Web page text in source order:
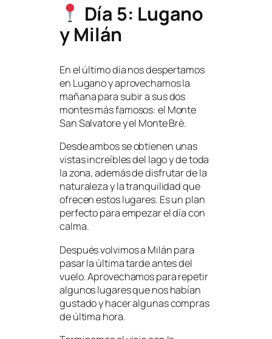
Día 5: Lugano
y Milán
En el último día nos despertamos
en Lugano y aprovechamos la
mañana para subir a sus dos
montes más famosos: el Monte
San Salvatore y el Monte Brè.
Desde ambos se obtienen unas
vistas increíbles del lago y de toda
la zona, además de disfrutar de la
naturaleza y la tranquilidad que
ofrecen estos lugares. Es un plan
perfecto para empezar el día con
calma.
Después volvimos a Milán para
pasar la última tarde antes del
vuelo. Aprovechamos para repetir
algunos lugares que nos habían
gustado y hacer algunas compras
de última hora.